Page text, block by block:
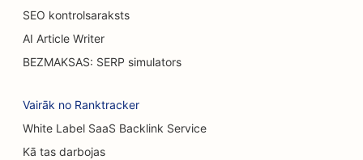
SEO apdegumu ķirurgiem
SEO automobiļu dīleriem
SEO automobiļu mazgātuvēm
SEO kontrolsaraksts
AI Article Writer
BEZMAKSAS: SERP simulators
Vairāk no Ranktracker
White Label SaaS Backlink Service
Kā tas darbojas